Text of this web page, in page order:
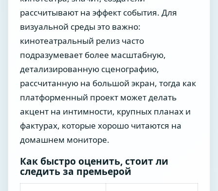
рассчитывают на эффект события. Для
визуальной среды это важно:
кинотеатральный релиз часто
подразумевает более масштабную,
детализированную сценографию,
рассчитанную на большой экран, тогда как
платформенный проект может делать
акцент на интимности, крупных планах и
фактурах, которые хорошо читаются на
домашнем мониторе.
Как быстро оценить, стоит ли
следить за премьерой